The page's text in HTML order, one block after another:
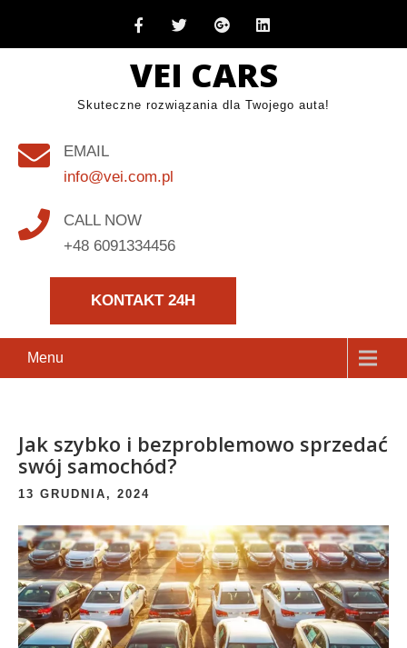
VEI CARS
Skuteczne rozwiązania dla Twojego auta!
EMAIL
info@vei.com.pl
CALL NOW
+48 6091334456
KONTAKT 24H
Menu
Jak szybko i bezproblemowo sprzedać
swój samochód?
13 GRUDNIA, 2024